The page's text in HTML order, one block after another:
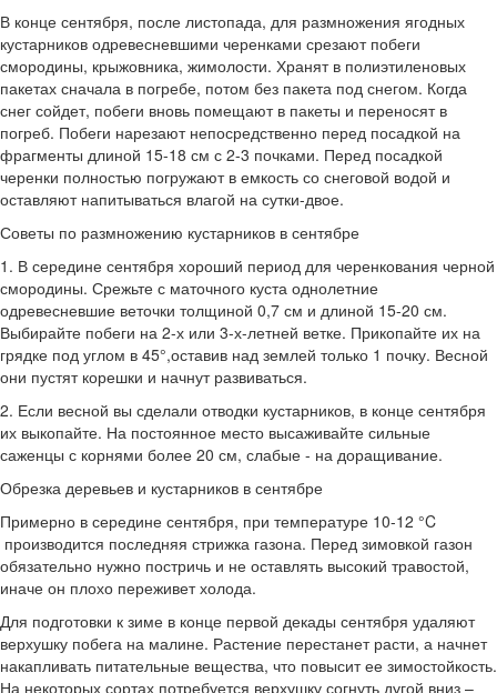
В конце сентября, после листопада, для размножения ягодных
кустарников одревесневшими черенками срезают побеги
смородины, крыжовника, жимолости. Хранят в полиэтиленовых
пакетах сначала в погребе, потом без пакета под снегом. Когда
снег сойдет, побеги вновь помещают в пакеты и переносят в
погреб. Побеги нарезают непосредственно перед посадкой на
фрагменты длиной 15-18 см с 2-3 почками. Перед посадкой
черенки полностью погружают в емкость со снеговой водой и
оставляют напитываться влагой на сутки-двое.
Советы по размножению кустарников в сентябре
1. В середине сентября хороший период для черенкования черной
смородины. Срежьте с маточного куста однолетние
одревесневшие веточки толщиной 0,7 см и длиной 15-20 см.
Выбирайте побеги на 2-х или 3-х-летней ветке. Прикопайте их на
грядке под углом в 45°,оставив над землей только 1 почку. Весной
они пустят корешки и начнут развиваться.
2. Если весной вы сделали отводки кустарников, в конце сентября
их выкопайте. На постоянное место высаживайте сильные
саженцы с корнями более 20 см, слабые - на доращивание.
Обрезка деревьев и кустарников в сентябре
Примерно в середине сентября, при температуре 10-12 °C
производится последняя стрижка газона. Перед зимовкой газон
обязательно нужно постричь и не оставлять высокий травостой,
иначе он плохо переживет холода.
Для подготовки к зиме в конце первой декады сентября удаляют
верхушку побега на малине. Растение перестанет расти, а начнет
накапливать питательные вещества, что повысит ее зимостойкость.
На некоторых сортах потребуется верхушку согнуть дугой вниз –